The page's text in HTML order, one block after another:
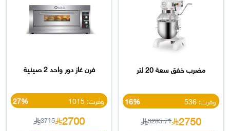
مضرب خفق سعة 20 لتر
وفرت: 536 16%
2750
3285.71
فرن غاز دور واحد 2 صينية
وفرت: 1015 27%
2700
3715